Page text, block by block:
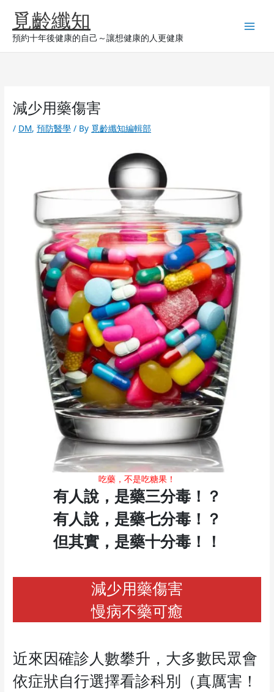
content覓齡纖知
預約十年後健康的自己～讓想健康的人更健康
減少用藥傷害
/ DM,預防醫學 / By 覓齡纖知編輯部
吃藥，不是吃糖果！
有人說，是藥三分毒！？
有人說，是藥七分毒！？
但其實，是藥十分毒！！
減少用藥傷害
慢病不藥可癒
近來因確診人數攀升，大多數民眾會
依症狀自行選擇看診科別（真厲害！